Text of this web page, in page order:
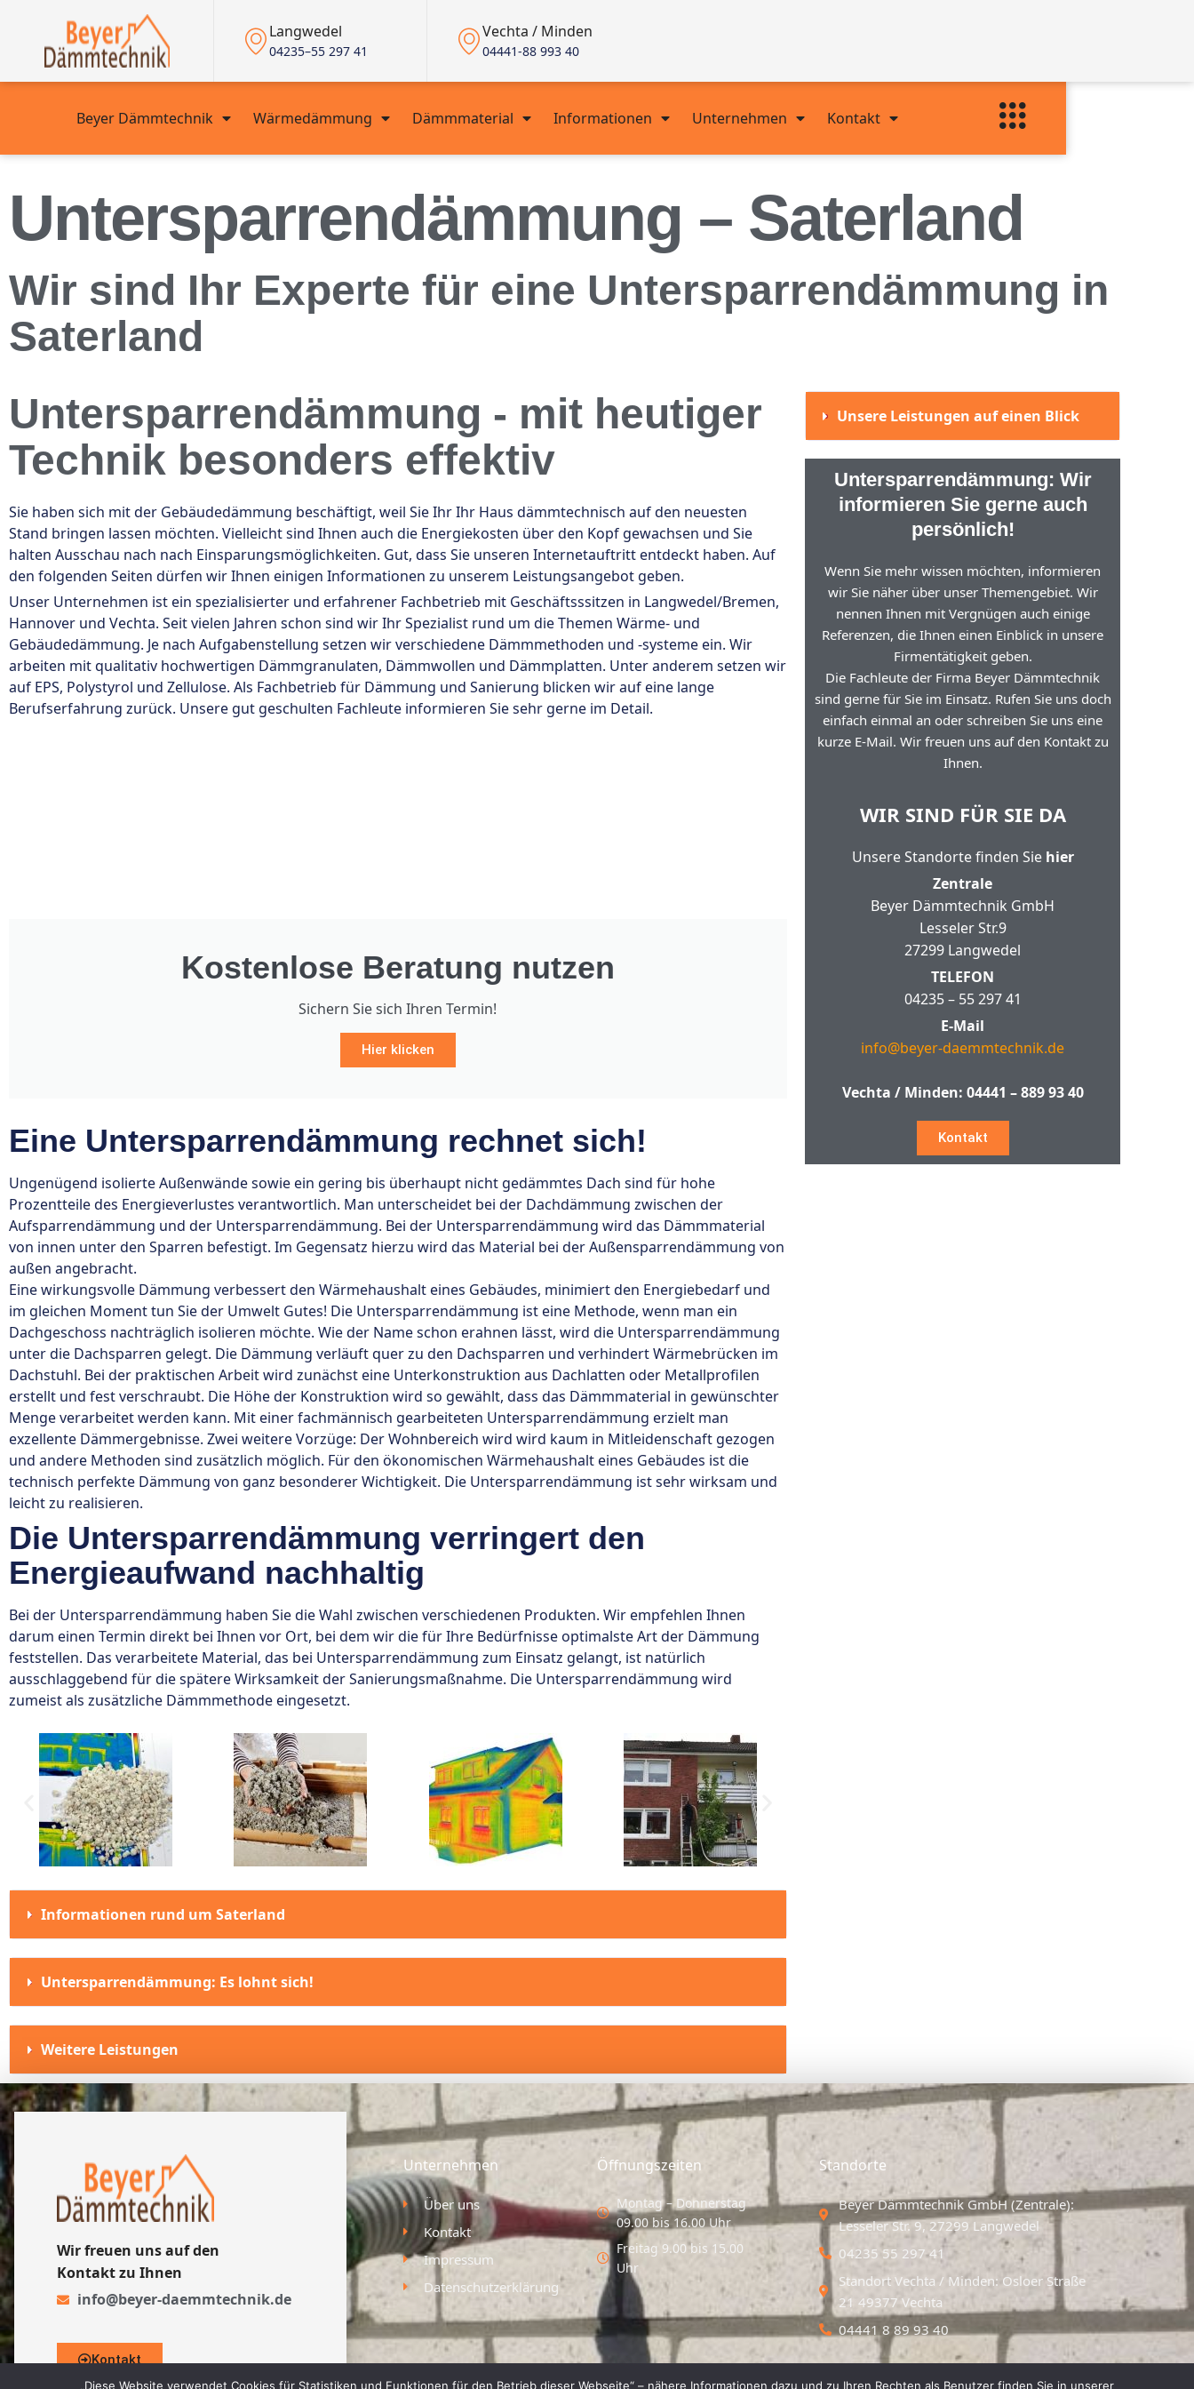
Langwedel
04235–55 297 41
Vechta / Minden
04441-88 993 40
Beyer Dämmtechnik Wärmedämmung Dämmmaterial Informationen Unternehmen Kontakt
Untersparrendämmung – Saterland
Wir sind Ihr Experte für eine Untersparrendämmung in
Saterland
Untersparrendämmung - mit heutiger
Technik besonders effektiv
Sie haben sich mit der Gebäudedämmung beschäftigt, weil Sie Ihr Ihr Haus dämmtechnisch auf den neuesten
Stand bringen lassen möchten. Vielleicht sind Ihnen auch die Energiekosten über den Kopf gewachsen und Sie
halten Ausschau nach nach Einsparungsmöglichkeiten. Gut, dass Sie unseren Internetauftritt entdeckt haben. Auf
den folgenden Seiten dürfen wir Ihnen einigen Informationen zu unserem Leistungsangebot geben.
Unser Unternehmen ist ein spezialisierter und erfahrener Fachbetrieb mit Geschäftsssitzen in Langwedel/Bremen,
Hannover und Vechta. Seit vielen Jahren schon sind wir Ihr Spezialist rund um die Themen Wärme- und
Gebäudedämmung. Je nach Aufgabenstellung setzen wir verschiedene Dämmmethoden und -systeme ein. Wir
arbeiten mit qualitativ hochwertigen Dämmgranulaten, Dämmwollen und Dämmplatten. Unter anderem setzen wir
auf EPS, Polystyrol und Zellulose. Als Fachbetrieb für Dämmung und Sanierung blicken wir auf eine lange
Berufserfahrung zurück. Unsere gut geschulten Fachleute informieren Sie sehr gerne im Detail.
Kostenlose Beratung nutzen
Sichern Sie sich Ihren Termin!
Hier klicken
Eine Untersparrendämmung rechnet sich!
Ungenügend isolierte Außenwände sowie ein gering bis überhaupt nicht gedämmtes Dach sind für hohe
Prozentteile des Energieverlustes verantwortlich. Man unterscheidet bei der Dachdämmung zwischen der
Aufsparrendämmung und der Untersparrendämmung. Bei der Untersparrendämmung wird das Dämmmaterial
von innen unter den Sparren befestigt. Im Gegensatz hierzu wird das Material bei der Außensparrendämmung von
außen angebracht.
Eine wirkungsvolle Dämmung verbessert den Wärmehaushalt eines Gebäudes, minimiert den Energiebedarf und
im gleichen Moment tun Sie der Umwelt Gutes! Die Untersparrendämmung ist eine Methode, wenn man ein
Dachgeschoss nachträglich isolieren möchte. Wie der Name schon erahnen lässt, wird die Untersparrendämmung
unter die Dachsparren gelegt. Die Dämmung verläuft quer zu den Dachsparren und verhindert Wärmebrücken im
Dachstuhl. Bei der praktischen Arbeit wird zunächst eine Unterkonstruktion aus Dachlatten oder Metallprofilen
erstellt und fest verschraubt. Die Höhe der Konstruktion wird so gewählt, dass das Dämmmaterial in gewünschter
Menge verarbeitet werden kann. Mit einer fachmännisch gearbeiteten Untersparrendämmung erzielt man
exzellente Dämmergebnisse. Zwei weitere Vorzüge: Der Wohnbereich wird wird kaum in Mitleidenschaft gezogen
und andere Methoden sind zusätzlich möglich. Für den ökonomischen Wärmehaushalt eines Gebäudes ist die
technisch perfekte Dämmung von ganz besonderer Wichtigkeit. Die Untersparrendämmung ist sehr wirksam und
leicht zu realisieren.
Die Untersparrendämmung verringert den
Energieaufwand nachhaltig
Bei der Untersparrendämmung haben Sie die Wahl zwischen verschiedenen Produkten. Wir empfehlen Ihnen
darum einen Termin direkt bei Ihnen vor Ort, bei dem wir die für Ihre Bedürfnisse optimalste Art der Dämmung
feststellen. Das verarbeitete Material, das bei Untersparrendämmung zum Einsatz gelangt, ist natürlich
ausschlaggebend für die spätere Wirksamkeit der Sanierungsmaßnahme. Die Untersparrendämmung wird
zumeist als zusätzliche Dämmmethode eingesetzt.
Informationen rund um Saterland
Untersparrendämmung: Es lohnt sich!
Weitere Leistungen
Unsere Leistungen auf einen Blick
Untersparrendämmung: Wir
informieren Sie gerne auch
persönlich!
Wenn Sie mehr wissen möchten, informieren
wir Sie näher über unser Themengebiet. Wir
nennen Ihnen mit Vergnügen auch einige
Referenzen, die Ihnen einen Einblick in unsere
Firmentätigkeit geben.
Die Fachleute der Firma Beyer Dämmtechnik
sind gerne für Sie im Einsatz. Rufen Sie uns doch
einfach einmal an oder schreiben Sie uns eine
kurze E-Mail. Wir freuen uns auf den Kontakt zu
Ihnen.
WIR SIND FÜR SIE DA
Unsere Standorte finden Sie hier
Zentrale
Beyer Dämmtechnik GmbH
Lesseler Str.9
27299 Langwedel
TELEFON
04235 – 55 297 41
E-Mail
info@beyer-daemmtechnik.de
Vechta / Minden: 04441 – 889 93 40
Kontakt
Wir freuen uns auf den
Kontakt zu Ihnen
info@beyer-daemmtechnik.de
Kontakt
Unternehmen
Über uns
Kontakt
Impressum
Datenschutzerklärung
Öffnungszeiten
Montag – Donnerstag
09.00 bis 16.00 Uhr
Freitag 9.00 bis 15.00
Uhr
Standorte
Beyer Dämmtechnik GmbH (Zentrale):
Lesseler Str. 9, 27299 Langwedel
04235 55 297 41
Standort Vechta / Minden: Osloer Straße
21 49377 Vechta
04441 8 89 93 40
„Diese Website verwendet Cookies für Statistiken und Funktionen für den Betrieb dieser Webseite“ – nähere Informationen dazu und zu Ihren Rechten als Benutzer finden Sie in unserer